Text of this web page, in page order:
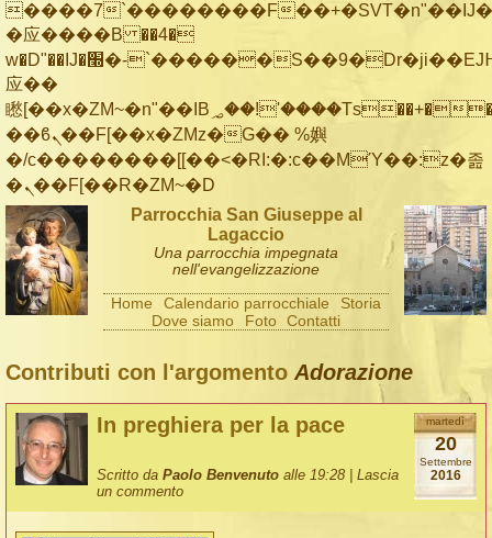
����7`��������F
�应����B ��4�
w�D"��IJ�׭�-`������S��9�Dr�ji��EJ߅��gJ�
应��
矁[��x�ZM~�n"��IB؃��!'����Тѕ��+��(m��IK�ʭ�/|
��ϐܢ��F[��x�ZMz�G�� %嬩
�/c��������[[��<�RI:�:c��MΎ��:z�졾
�ܢ��F[��R�ZM~�D
Parrocchia San Giuseppe al
Lagaccio
Una parrocchia impegnata
nell'evangelizzazione
Home Calendario parrocchiale
Storia
Dove siamo
Foto Contatti
Contributi con l'argomento Adorazione
martedì
20
Settembre
2016
In preghiera per la pace
Scritto da Paolo Benvenuto alle 19:28 | Lascia
un commento